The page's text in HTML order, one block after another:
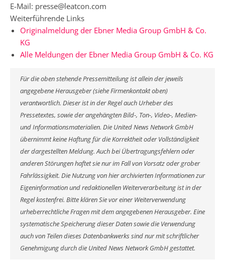
E-Mail: presse@leatcon.com
Weiterführende Links
Originalmeldung der Ebner Media Group GmbH & Co.
KG
Alle Meldungen der Ebner Media Group GmbH & Co. KG
Für die oben stehende Pressemitteilung ist allein der jeweils
angegebene Herausgeber (siehe Firmenkontakt oben)
verantwortlich. Dieser ist in der Regel auch Urheber des
Pressetextes, sowie der angehängten Bild-, Ton-, Video-, Medien-
und Informationsmaterialien. Die United News Network GmbH
übernimmt keine Haftung für die Korrektheit oder Vollständigkeit
der dargestellten Meldung. Auch bei Übertragungsfehlern oder
anderen Störungen haftet sie nur im Fall von Vorsatz oder grober
Fahrlässigkeit. Die Nutzung von hier archivierten Informationen zur
Eigeninformation und redaktionellen Weiterverarbeitung ist in der
Regel kostenfrei. Bitte klären Sie vor einer Weiterverwendung
urheberrechtliche Fragen mit dem angegebenen Herausgeber. Eine
systematische Speicherung dieser Daten sowie die Verwendung
auch von Teilen dieses Datenbankwerks sind nur mit schriftlicher
Genehmigung durch die United News Network GmbH gestattet.